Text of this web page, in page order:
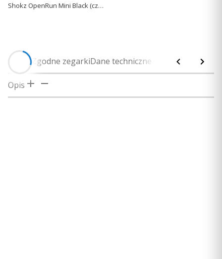
Shokz OpenRun Mini Black (czarne) (Wersja USB-C) - bezprzewodowe słuchawki kostne
Zgodne zegarkiDane techniczne Instrukcja
Opis